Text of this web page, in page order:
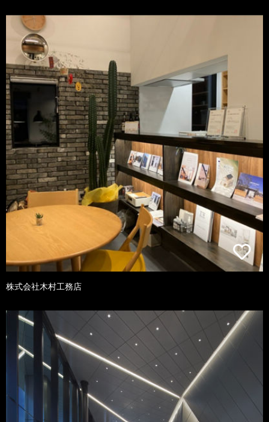
株式会社木村工務店